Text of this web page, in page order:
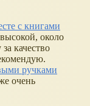
с книгами
около
качество
ручками
очень